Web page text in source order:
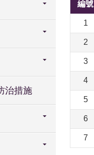
治措施
編號
1
2
3
4
5
6
7